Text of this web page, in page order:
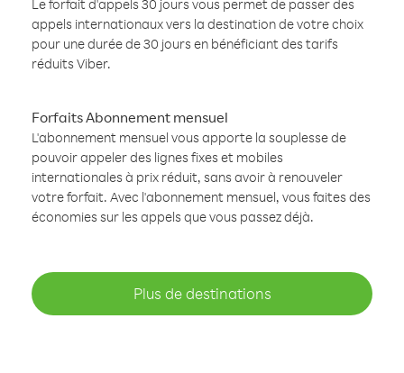
Le forfait d'appels 30 jours vous permet de passer des
appels internationaux vers la destination de votre choix
pour une durée de 30 jours en bénéficiant des tarifs
réduits Viber.
Forfaits Abonnement mensuel
L'abonnement mensuel vous apporte la souplesse de
pouvoir appeler des lignes fixes et mobiles
internationales à prix réduit, sans avoir à renouveler
votre forfait. Avec l'abonnement mensuel, vous faites des
économies sur les appels que vous passez déjà.
Plus de destinations